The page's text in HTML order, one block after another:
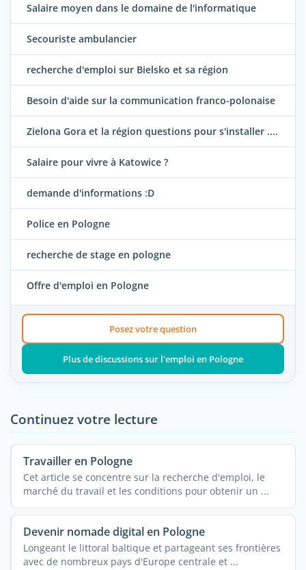
Salaire moyen dans le domaine de l'informatique
Secouriste ambulancier
recherche d'emploi sur Bielsko et sa région
Besoin d'aide sur la communication franco-polonaise
Zielona Gora et la région questions pour s'installer ....
Salaire pour vivre à Katowice ?
demande d'informations :D
Police en Pologne
recherche de stage en pologne
Offre d'emploi en Pologne
Posez votre question
Plus de discussions sur l'emploi en Pologne
Continuez votre lecture
Travailler en Pologne
Cet article se concentre sur la recherche d'emploi, le
marché du travail et les conditions pour obtenir un ...
Devenir nomade digital en Pologne
Longeant le littoral baltique et partageant ses frontières
avec de nombreux pays d'Europe centrale et ...